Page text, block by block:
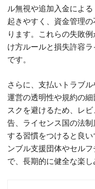
ル無視や追加入金によ
起きやすく、資金管理
ります。これらの失敗
け方ルールと損失許容
です。
さらに、支払いトラブ
運営の透明性や規約の
スクを避けるため、レ
告、ライセンス国の法
する習慣をつけると良
ンブル支援団体やセル
で、長期的に健全な楽し